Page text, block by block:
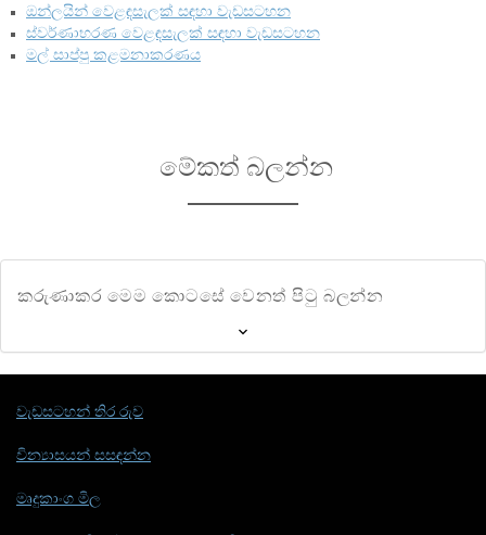
ඔන්ලයින් වෙළඳසැලක් සඳහා වැඩසටහන
ස්වර්ණාභරණ වෙළඳසැලක් සඳහා වැඩසටහන
මල් සාප්පු කළමනාකරණය
මේකත් බලන්න
කරුණාකර මෙම කොටසේ වෙනත් පිටු බලන්න
වැඩසටහන් තිර රුව
වින්‍යාසයන් සසඳන්න
මෘදුකාංග මිල